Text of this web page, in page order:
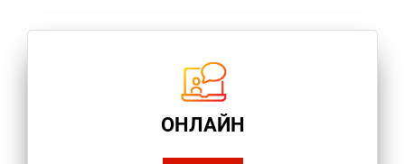
ОНЛАЙН